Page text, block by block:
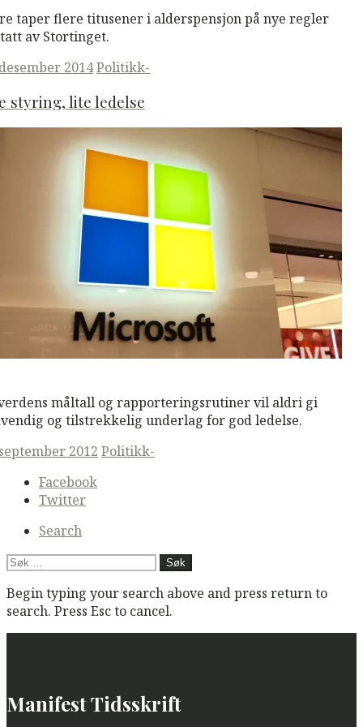
taper flere titusener i alderspensjon på nye regler
av Stortinget.
2014Politikk-
styring, lite ledelse
måltall og rapporteringsrutiner vil aldri gi
og tilstrekkelig underlag for god ledelse.
2012 Politikk-
Secondary
navigation
Facebook
Twitter
Search
Søk
Begin typing your search above and press return to
search. Press Esc to cancel.
Manifest Tidsskrift